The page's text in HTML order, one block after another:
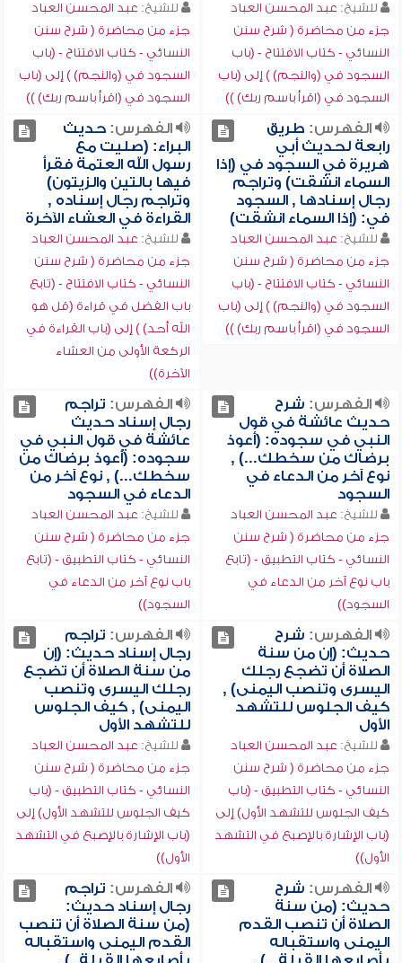
للشيخ: عبد المحسن العباد
جزء من محاضرة ( شرح سنن
النسائي - كتاب الافتتاح - (باب
السجود في (والنجم) ) إلى (باب
السجود في (اقرأ باسم ربك) ))
للشيخ: عبد المحسن العباد
جزء من محاضرة ( شرح سنن
النسائي - كتاب الافتتاح - (باب
السجود في (والنجم) ) إلى (باب
السجود في (اقرأ باسم ربك) ))
الفهرس: طريق
رابعة لحديث أبي
هريرة في السجود في (إذا
السماء انشقت) وتراجم
رجال إسنادها , السجود
في: (إذا السماء انشقت)
للشيخ: عبد المحسن العباد
جزء من محاضرة ( شرح سنن
النسائي - كتاب الافتتاح - (باب
السجود في (والنجم) ) إلى (باب
السجود في (اقرأ باسم ربك) ))
الفهرس:حديث
البراء: (صليت مع
رسول الله العتمة فقرأ
فيها بالتين والزيتون)
وتراجم رجال إسناده ,
القراءة في العشاء الآخرة
للشيخ: عبد المحسن العباد
جزء من محاضرة ( شرح سنن
النسائي - كتاب الافتتاح - (تابع
باب الفضل في قراءة (قل هو
الله أحد) ) إلى (باب القراءة في
الركعة الأولى من العشاء
الآخرة))
الفهرس: شرح
حديث عائشة في قول
النبي في سجوده: (أعوذ
برضاك من سخطك...) ,
نوع آخر من الدعاء في
السجود
للشيخ: عبد المحسن العباد
جزء من محاضرة ( شرح سنن
النسائي - كتاب التطبيق - (تابع
باب نوع آخر من الدعاء في
السجود))
الفهرس: تراجم
رجال إسناد حديث
عائشة في قول النبي في
سجوده: (أعوذ برضاك من
سخطك...) , نوع آخر من
الدعاء في السجود
للشيخ: عبد المحسن العباد
جزء من محاضرة ( شرح سنن
النسائي - كتاب التطبيق - (تابع
باب نوع آخر من الدعاء في
السجود))
الفهرس: شرح
حديث: (إن من سنة
الصلاة أن تضجع رجلك
اليسرى وتنصب اليمنى) ,
كيف الجلوس للتشهد
الأول
للشيخ: عبد المحسن العباد
جزء من محاضرة ( شرح سنن
النسائي - كتاب التطبيق - (باب
كيف الجلوس للتشهد الأول) إلى
(باب الإشارة بالإصبع في التشهد
الأول))
الفهرس: تراجم
رجال إسناد حديث: (إن
من سنة الصلاة أن تضجع
رجلك اليسرى وتنصب
اليمنى) , كيف الجلوس
للتشهد الأول
للشيخ: عبد المحسن العباد
جزء من محاضرة ( شرح سنن
النسائي - كتاب التطبيق - (باب
كيف الجلوس للتشهد الأول) إلى
(باب الإشارة بالإصبع في التشهد
الأول))
الفهرس: شرح
حديث: (من سنة
الصلاة أن تنصب القدم
اليمنى واستقباله
الفهرس: تراجم
رجال إسناد حديث:
(من سنة الصلاة أن تنصب
القدم اليمنى واستقباله